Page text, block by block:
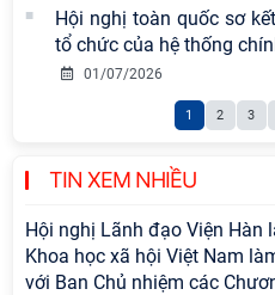
Hội nghị toàn quốc sơ
tổ chức của hệ thống
01/07/2026
1 2 3
TIN XEM NHIỀU
nguyên mới: Định hướng
và lựa chọn chính sách” sẽ
vào thứ ba, ngày 28/7/2026
Thông báo bổ sung về việc
sinh đào tạo trình độ tiến sĩ
Hội nghị Lãnh đạo Viện Hàn
Khoa học xã hội Việt Nam
với Ban Chủ nhiệm các